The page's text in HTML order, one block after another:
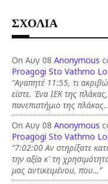
ΣΧΟΛΙΑ
On Αυγ 08 Anonymous
Proagogi Sto Vathmo
“Αγαπητέ 11:55, τι
είστε. Ένα ΙΕΚ της
πανεπιστήμιο της
On Αυγ 08 Anonymous
Proagogi Sto Vathmo
“7:02:00 Αν στηρίξατε
την αξία κ' τη
μας αντικειμένου, που…”